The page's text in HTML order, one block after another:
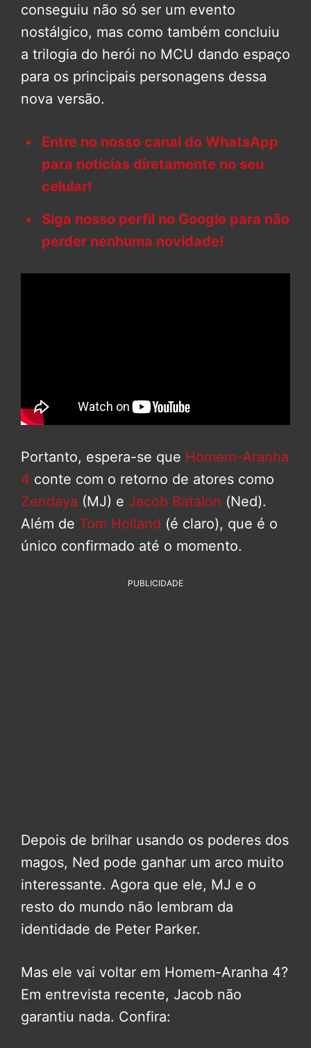
conseguiu não só ser um evento
nostálgico, mas como também concluiu
a trilogia do herói no MCU dando espaço
para os principais personagens dessa
nova versão.
Entre no nosso canal do WhatsApp
para notícias diretamente no seu
celular!
Siga nosso perfil no Google para não
perder nenhuma novidade!
Portanto, espera-se que Homem-Aranha
4 conte com o retorno de atores como
Zendaya (MJ) e Jacob Batalon (Ned).
Além de Tom Holland (é claro), que é o
único confirmado até o momento.
PUBLICIDADE
Depois de brilhar usando os poderes dos
magos, Ned pode ganhar um arco muito
interessante. Agora que ele, MJ e o
resto do mundo não lembram da
identidade de Peter Parker.
Mas ele vai voltar em Homem-Aranha 4?
Em entrevista recente, Jacob não
garantiu nada. Confira: